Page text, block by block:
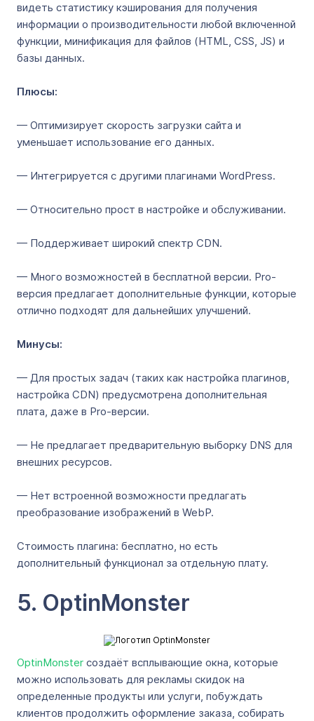
видеть статистику кэширования для получения
информации о производительности любой включенной
функции, минификация для файлов (HTML, CSS, JS) и
базы данных.
Плюсы:
— Оптимизирует скорость загрузки сайта и
уменьшает использование его данных.
— Интегрируется с другими плагинами WordPress.
— Относительно прост в настройке и обслуживании.
— Поддерживает широкий спектр CDN.
— Много возможностей в бесплатной версии. Pro-
версия предлагает дополнительные функции, которые
отлично подходят для дальнейших улучшений.
Минусы:
— Для простых задач (таких как настройка плагинов,
настройка CDN) предусмотрена дополнительная
плата, даже в Pro-версии.
— Не предлагает предварительную выборку DNS для
внешних ресурсов.
— Нет встроенной возможности предлагать
преобразование изображений в WebP.
Стоимость плагина: бесплатно, но есть
дополнительный функционал за отдельную плату.
5. OptinMonster
OptinMonster создаёт всплывающие окна, которые
можно использовать для рекламы скидок на
определенные продукты или услуги, побуждать
клиентов продолжить оформление заказа, собирать